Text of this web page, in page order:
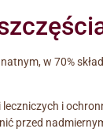
w 70%
i
przed